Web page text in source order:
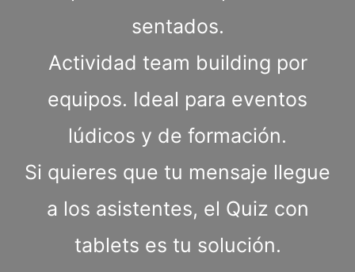
sentados.
Actividad team building por
equipos. Ideal para eventos
lúdicos y de formación.
Si quieres que tu mensaje llegue
a los asistentes, el Quiz con
tablets es tu solución.